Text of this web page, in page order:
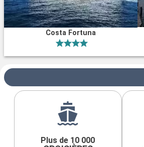
Costa Fortuna
Plus de 10 000